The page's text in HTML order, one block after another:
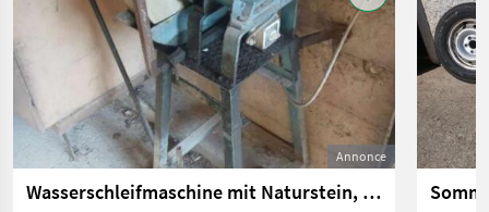
Annonce
Wasserschleifmaschine mit Naturstein, Schleifmaschine